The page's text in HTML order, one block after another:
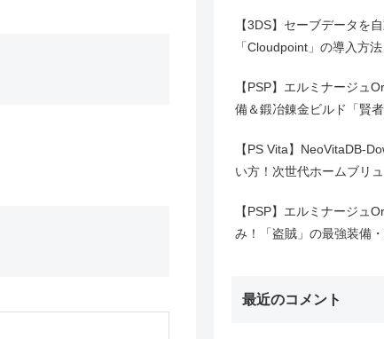
【3DS】セーブデータを
「Cloudpoint」の導入方
【PSP】エルミナージュ
備＆鍛冶錬金ビルド「賢
【PS Vita】NeoVitaDB-
い方！次世代ホームブリ
【PSP】エルミナージュ
み！「盗賊」の最強装備
最近のコメント